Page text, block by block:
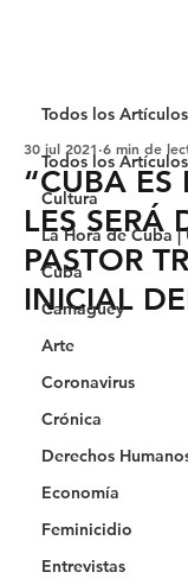
Todos los Artículos
Cultura
La Hora de Cuba
Cuba
Camagüey
Arte
Coronavirus
Crónica
Derechos
Economía
Feminicidio
Entrevistas
Todos los Artículos
“CUBA ES
LES SERÁ
PASTOR
INICIAL
30 jul 2021 6 min de